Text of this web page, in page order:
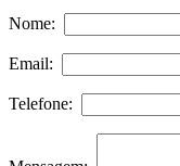
Nome:
Email:
Telefone: